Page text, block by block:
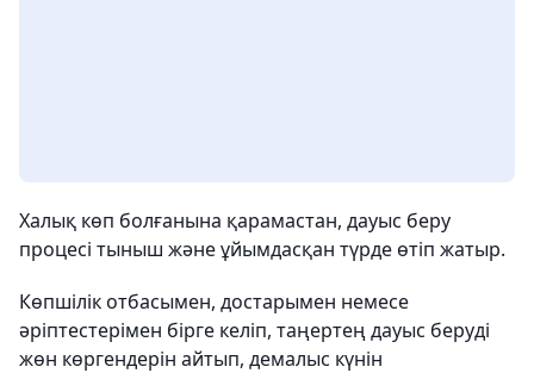
Халық көп болғанына қарамастан, дауыс беру
процесі тыныш және ұйымдасқан түрде өтіп жатыр.
Көпшілік отбасымен, достарымен немесе
әріптестерімен бірге келіп, таңертең дауыс беруді
жөн көргендерін айтып, демалыс күнін